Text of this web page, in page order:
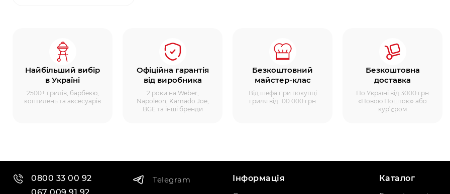
Найбільший вибір
в Україні
2500+ грилів, барбекю,
коптилень та аксесуарів
Офіційна гарантія
від виробника
2 роки на Weber,
Napoleon, Kamado Joe,
BGE та інші бренди
Безкоштовний
майстер-клас
Від шефа при покупці
гриля від 100 000 грн
Безкоштовна
доставка
По Україні від 3000 грн
«Новою Поштою» або
кур’єром
0800 33 00 92
Telegram
Інформація
Каталог